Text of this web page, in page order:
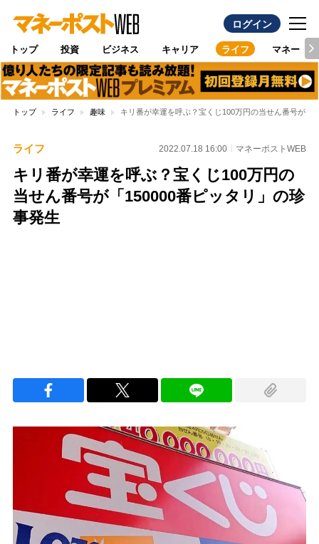
ログイン
トップ 投資 ビジネス キャリア ライフ マネー
トップ ライフ 趣味 キリ番が幸運を呼ぶ？宝くじ100万円の当せん番号が「
ライフ 2022.07.18 16:00 マネーポストWEB
キリ番が幸運を呼ぶ？宝くじ100万円の
当せん番号が「150000番ピッタリ」の珍
事発生